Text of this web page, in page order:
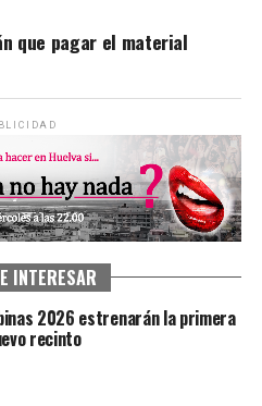
que pagar el material
INTERESAR
2026 estrenarán la primera
recinto